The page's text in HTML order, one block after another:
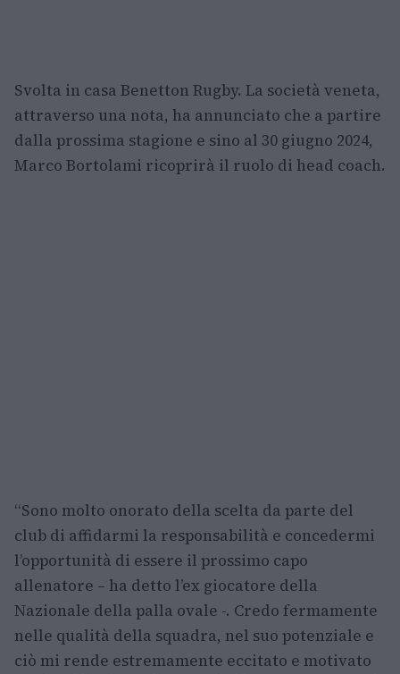
Svolta in casa Benetton Rugby. La società veneta,
attraverso una nota, ha annunciato che a partire
dalla prossima stagione e sino al 30 giugno 2024,
Marco Bortolami ricoprirà il ruolo di head coach.
“Sono molto onorato della scelta da parte del
club di affidarmi la responsabilità e concedermi
l’opportunità di essere il prossimo capo
allenatore – ha detto l’ex giocatore della
Nazionale della palla ovale -. Credo fermamente
nelle qualità della squadra, nel suo potenziale e
ciò mi rende estremamente eccitato e motivato